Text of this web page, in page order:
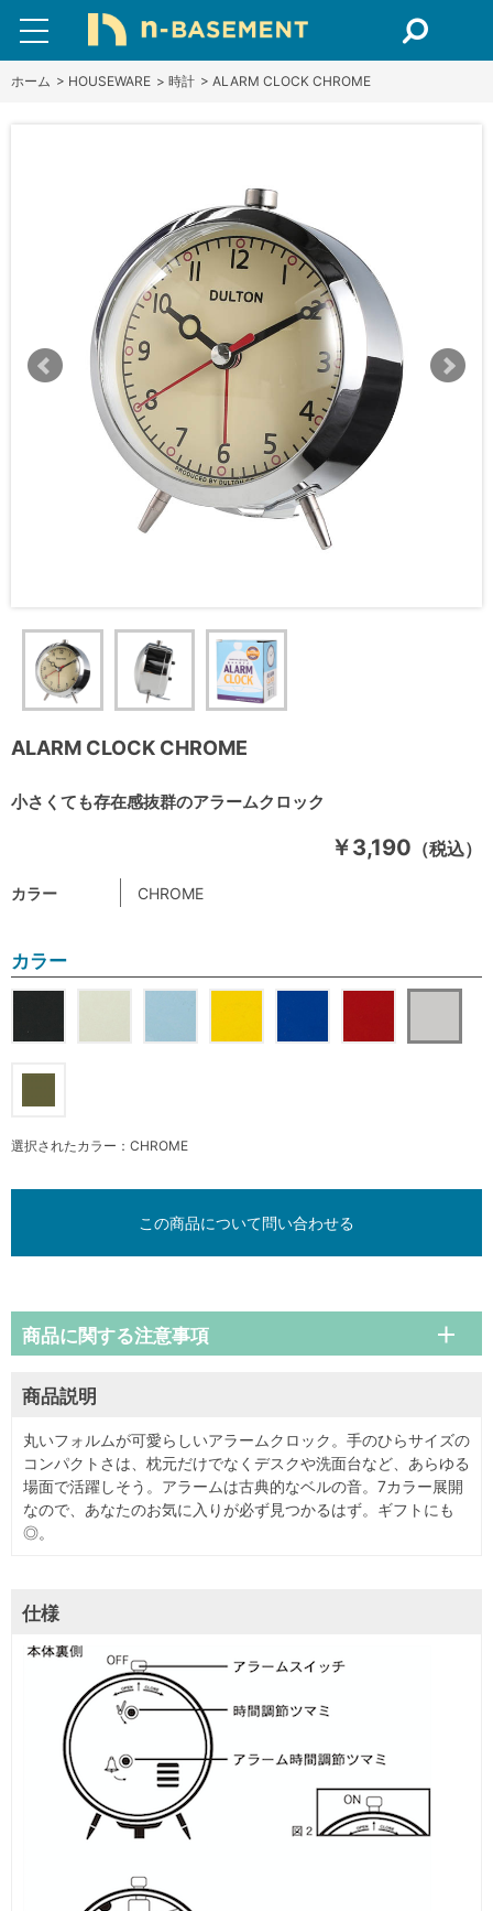
ホーム > HOUSEWARE > 時計 > ALARM CLOCK CHROME
ALARM CLOCK CHROME
小さくても存在感抜群のアラームクロック
￥3,190 （税込）
カラー CHROME
カラー
選択されたカラー：CHROME
この商品について問い合わせる
商品説明
丸いフォルムが可愛らしいアラームクロック。手のひらサイズの
コンパクトさは、枕元だけでなくデスクや洗面台など、あらゆる
場面で活躍しそう。アラームは古典的なベルの音。7カラー展開
なので、あなたのお気に入りが必ず見つかるはず。ギフトにも
◎。
商品に関する注意事項
仕様